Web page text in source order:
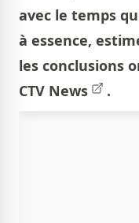
avec le temps
à essence,
les conclusions
CTV News
.